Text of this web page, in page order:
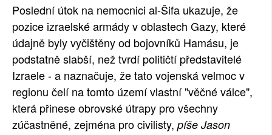
Poslední útok na nemocnici al-Šifa ukazuje, že
pozice izraelské armády v oblastech Gazy, které
údajně byly vyčištěny od bojovníků Hamásu, je
podstatně slabší, než tvrdí političtí představitelé
Izraele - a naznačuje, že tato vojenská velmoc v
regionu čelí na tomto území vlastní "věčné válce",
která přinese obrovské útrapy pro všechny
zúčastněné, zejména pro civilisty, píše Jason